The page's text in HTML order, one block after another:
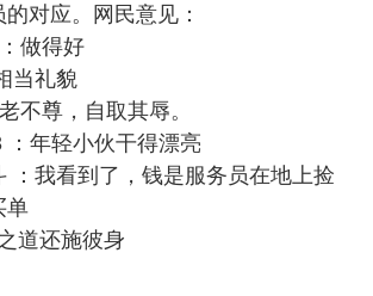
对应。网民意见：
做得好
当礼貌
不尊，自取其辱。
：年轻小伙干得漂亮
：我看到了，钱是服务员在地上捡
单
道还施彼身